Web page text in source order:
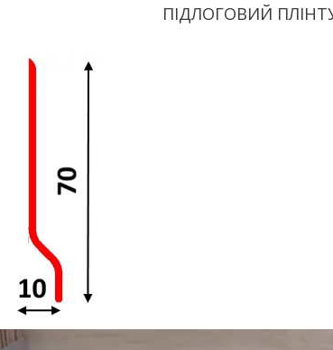
ПІДЛОГОВИЙ